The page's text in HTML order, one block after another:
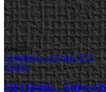
Análisis
Suscribirse a este canal RSS
Analisis
GTA Online - Golpe al